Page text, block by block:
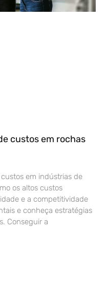
custos em rochas
em indústrias de
os altos custos
e a competitividade
e conheça estratégias
Conseguir a